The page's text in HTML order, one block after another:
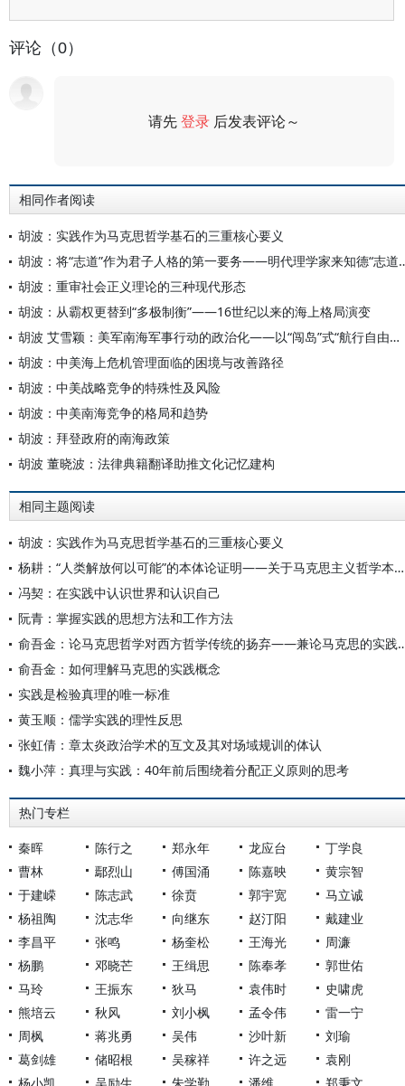
评论（0）
请先登录 后发表评论～
相同作者阅读
胡波：实践作为马克思哲学基石的三重核心要义
胡波：将“志道”作为君子人
胡波：重审社会正义理论的三种现代形态
胡波：从霸权更替到“多极制衡”——16世纪以来的海上格局演变
胡波 艾雪颖：美军南海军事行动的政治化——以“闯岛”式“航行自由行动”为例
胡波：中美海上危机管理面临的困境与改善路径
胡波：中美战略竞争的特殊性及风险
胡波：中美南海竞争的格局和趋势
胡波：拜登政府的南海政策
胡波 董晓波：法律典籍翻译助推文化记忆建构
相同主题阅读
胡波：实践作为马克思哲学基石的三重核心要义
杨耕：“人类解放何以可能”的本体论证明——关于马克思主义哲学本体论的再思考
冯契：在实践中认识世界和认识自己
阮青：掌握实践的思想方法和工作方法
俞吾金：论马克思哲学对西方哲学传
俞吾金：如何理解马克思的实践概念
实践是检验真理的唯一标准
黄玉顺：儒学实践的理性反思
张虹倩：章太炎政治学术的互文及其对场域规训的体认
魏小萍：真理与实践：40年前后围绕着分配正义原则的思考
热门专栏
秦晖 陈行之 郑永年 龙应台
丁学良
曹林
鄢烈山 傅国涌 陈嘉映
黄宗智
于建嵘
陈志武 徐贲 郭宇宽
马立诚
杨祖陶
沈志华 向继东 赵汀阳
戴建业
李昌平
张鸣 杨奎松 王海光
周濂
杨鹏
邓晓芒 王缉思 陈奉孝
郭世佑
马玲
王振东 狄马 袁伟时
史啸虎
熊培云
秋风 刘小枫 孟令伟
雷一宁
周枫
蒋兆勇 吴伟 沙叶新
刘瑜
葛剑雄
储昭根 吴稼祥 许之远
袁刚